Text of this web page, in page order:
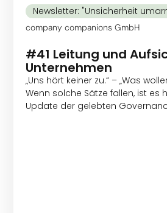
Newsletter: "Unsicherheit
company companions GmbH
#41 Leitung und
Unternehmen
„Uns hört keiner zu.“ – „Was
Wenn solche Sätze fallen, ist es
Update der gelebten